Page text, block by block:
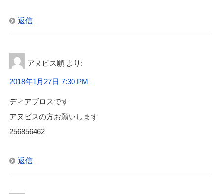
返信
アヌビス願 より:
2018年1月27日 7:30 PM
ディアブロスです
アヌビスの方お願いします
256856462
返信